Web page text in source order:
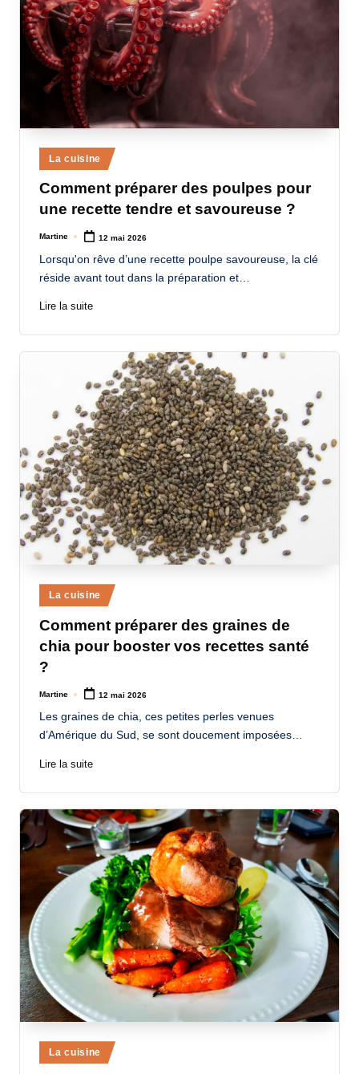
Posted
in
La cuisine
Comment préparer des poulpes pour
une recette tendre et savoureuse ?
Posted
Martine 12 mai 2026
Lorsqu'on rêve d’une recette poulpe savoureuse, la clé
réside avant tout dans la préparation et…
Lire la suite
Posted
in
La cuisine
Comment préparer des graines de
chia pour booster vos recettes santé
?
Posted
Martine 12 mai 2026
Les graines de chia, ces petites perles venues
d’Amérique du Sud, se sont doucement imposées…
Lire la suite
Posted
in
La cuisine